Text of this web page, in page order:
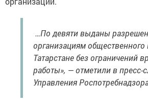
…По девяти выданы
организациям общественного
Татарстане без ограничений
работы», — отметили в пресс-
Управления